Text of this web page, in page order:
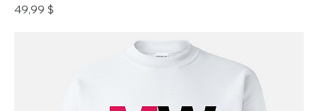
Prix
49,99 $